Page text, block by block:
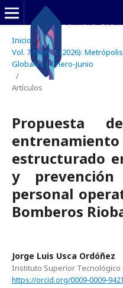
Inicio /
Vol. 7 Núm. 1 (2026):
Globales | Enero-Junio
/
Artículos
Propuesta
estructurado
y
personal
Bomberos
Jorge Luis Usca Ordóñez
Instituto Superior Tecnológico
https://orcid.org/0009-0009-